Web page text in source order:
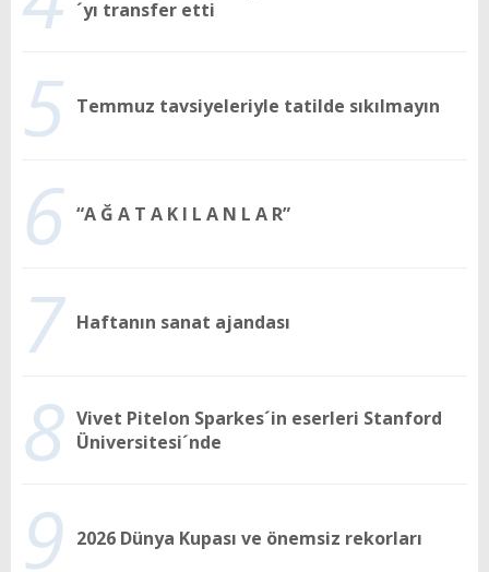
´yı transfer etti
5 Temmuz tavsiyeleriyle tatilde sıkılmayın
6 “A Ğ A T A K I L A N L A R”
7 Haftanın sanat ajandası
8 Vivet Pitelon Sparkes´in eserleri Stanford
Üniversitesi´nde
9 2026 Dünya Kupası ve önemsiz rekorları